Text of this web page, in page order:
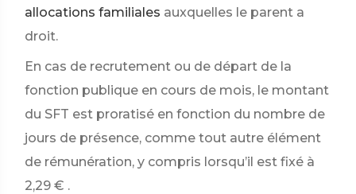
allocations familiales auxquelles le parent a
droit.
En cas de recrutement ou de départ de la
fonction publique en cours de mois, le montant
du SFT est proratisé en fonction du nombre de
jours de présence, comme tout autre élément
de rémunération, y compris lorsqu’il est fixé à
2,29 € .